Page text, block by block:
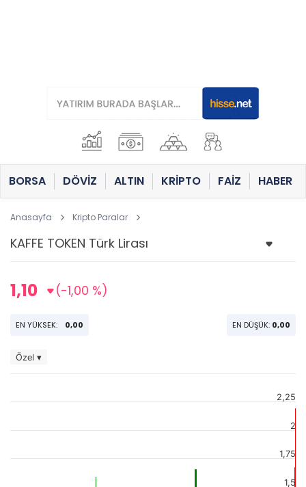
BORSA DÖVİZ ALTIN KRİPTO FAİZ HABER
Anasayfa Kripto Paralar
1,10 (-1,00 %)
EN YÜKSEK: 0,00 EN DÜŞÜK: 0,00
Özel ▾
1,5
1,75
2
2,25